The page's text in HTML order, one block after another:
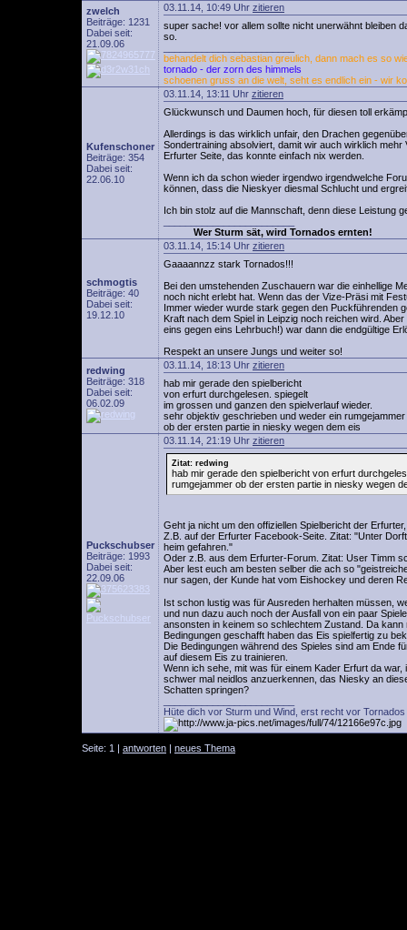
zwelch
Beiträge: 1231
Dabei seit:
21.09.06
03.11.14, 10:49 Uhr zitieren
super sache! vor allem sollte nicht unerwähnt bleiben
so.
behandelt dich sebastian greulich, dann mach es so
tornado - der zorn des himmels
schoenen gruss an die welt, seht es endlich ein - wir
Kufenschoner
Beiträge: 354
Dabei seit:
22.06.10
03.11.14, 13:11 Uhr zitieren
Glückwunsch und Daumen hoch, für diesen toll
Allerdings is das wirklich unfair, den Drachen
Sondertraining absolviert, damit wir auch wirklich
Erfurter Seite, das konnte einfach nix werden.
Wenn ich da schon wieder irgendwo irgendwelche
können, dass die Nieskyer diesmal Schlucht und
Ich bin stolz auf die Mannschaft, denn diese Leistung
Wer Sturm sät, wird Tornados ernten!
schmogtis
Beiträge: 40
Dabei seit:
19.12.10
03.11.14, 15:14 Uhr zitieren
Gaaaannzz stark Tornados!!!
Bei den umstehenden Zuschauern war die einhellige
noch nicht erlebt hat. Wenn das der Vize-Präsi mit
Immer wieder wurde stark gegen den Puckführenden
Kraft nach dem Spiel in Leipzig noch reichen wird.
eins gegen eins Lehrbuch!) war dann die endgültige
Respekt an unsere Jungs und weiter so!
redwing
Beiträge: 318
Dabei seit:
06.02.09
03.11.14, 18:13 Uhr zitieren
hab mir gerade den spielbericht
von erfurt durchgelesen. spiegelt
im grossen und ganzen den spielverlauf wieder.
sehr objektiv geschrieben und weder ein rumgejammer
ob der ersten partie in niesky wegen dem eis
Puckschubser
Beiträge: 1993
Dabei seit:
22.09.06
03.11.14, 21:19 Uhr zitieren
Zitat: redwing
hab mir gerade den spielbericht von erfurt
rumgejammer ob der ersten partie in niesky wegen
Geht ja nicht um den offiziellen Spielbericht der
Z.B. auf der Erfurter Facebook-Seite. Zitat: "Unter
heim gefahren."
Oder z.B. aus dem Erfurter-Forum. Zitat: User Timm
Aber lest euch am besten selber die ach so
nur sagen, der Kunde hat vom Eishockey und deren
Ist schon lustig was für Ausreden herhalten müssen,
und nun dazu auch noch der Ausfall von ein paar
ansonsten in keinem so schlechtem Zustand. Da
Bedingungen geschafft haben das Eis spielfertig zu
Die Bedingungen während des Spieles sind am Ende
auf diesem Eis zu trainieren.
Wenn ich sehe, mit was für einem Kader Erfurt da
schwer mal neidlos anzuerkennen, das Niesky an
Schatten springen?
Hüte dich vor Sturm und Wind, erst recht vor
Seite: 1 | antworten | neues Thema